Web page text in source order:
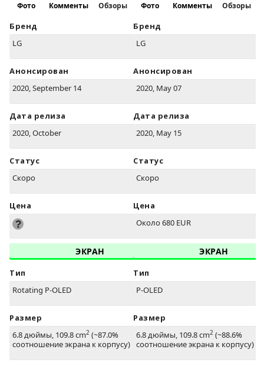
Фото Комменты Обзоры
Бренд
LG
Анонсирован
2020, September 14
Дата релиза
2020, October
Статус
Скоро
Цена
ЭКРАН
Тип
Rotating P-OLED
Размер
6.8 дюймы, 109.8 cm2 (~87.0%
соотношение экрана к корпусу)
Фото Комменты Обзоры
Бренд
LG
Анонсирован
2020, May 07
Дата релиза
2020, May 15
Статус
Скоро
Цена
Около 680 EUR
ЭКРАН
Тип
P-OLED
Размер
6.8 дюймы, 109.8 cm2 (~88.6%
соотношение экрана к корпусу)